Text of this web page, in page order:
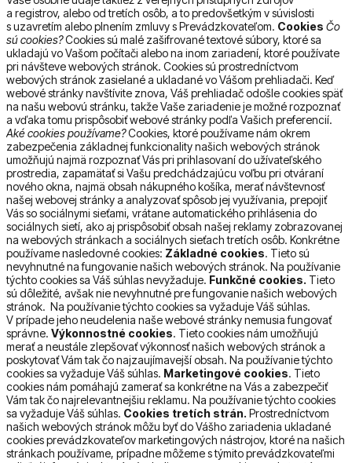
a registrov, alebo od tretích osôb, a to predovšetkým v súvislosti
s uzavretím alebo plnením zmluvy s Prevádzkovateľom. Cookies Čo
sú cookies?Cookies sú malé zašifrované textové súbory, ktoré sa
ukladajú vo Vašom počítači alebo na inom zariadení, ktoré používate
pri návšteve webových stránok. Cookies sú prostredníctvom
webových stránok zasielané a ukladané vo Vášom prehliadači. Keď
webové stránky navštívite znova, Váš prehliadač odošle cookies späť
na našu webovú stránku, takže Vaše zariadenie je možné rozpoznať
a vďaka tomu prispôsobiť webové stránky podľa Vašich preferencií.
Aké cookies používame?Cookies, ktoré používame nám okrem
zabezpečenia základnej funkcionality našich webových stránok
umožňujú najmä rozpoznať Vás pri prihlasovaní do užívateľského
prostredia, zapamätať si Vašu predchádzajúcu voľbu pri otváraní
nového okna, najmä obsah nákupného košíka, merať návštevnosť
našej webovej stránky a analyzovať spôsob jej využívania, prepojiť
Vás so sociálnymi sieťami, vrátane automatického prihlásenia do
sociálnych sietí, ako aj prispôsobiť obsah našej reklamy zobrazovanej
na webových stránkach a sociálnych sieťach tretích osôb. Konkrétne
používame nasledovné cookies: Základné cookies. Tieto sú
nevyhnutné na fungovanie našich webových stránok. Na používanie
týchto cookies sa Váš súhlas nevyžaduje. Funkčné cookies. Tieto
sú dôležité, avšak nie nevyhnutné pre fungovanie našich webových
stránok. Na používanie týchto cookies sa vyžaduje Váš súhlas.
V prípade jeho neudelenia naše webové stránky nemusia fungovať
správne. Výkonnostné cookies. Tieto cookies nám umožňujú
merať a neustále zlepšovať výkonnosť našich webových stránok a
poskytovať Vám tak čo najzaujímavejší obsah. Na používanie týchto
cookies sa vyžaduje Váš súhlas. Marketingové cookies. Tieto
cookies nám pomáhajú zamerať sa konkrétne na Vás a zabezpečiť
Vám tak čo najrelevantnejšiu reklamu. Na používanie týchto cookies
sa vyžaduje Váš súhlas. Cookies tretích strán. Prostredníctvom
našich webových stránok môžu byť do Vášho zariadenia ukladané
cookies prevádzkovateľov marketingových nástrojov, ktoré na našich
stránkach používame, prípadne môžeme s týmito prevádzkovateľmi